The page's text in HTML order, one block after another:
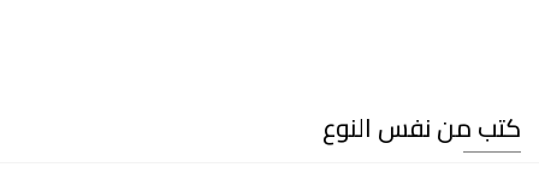
كتب من نفس النوع